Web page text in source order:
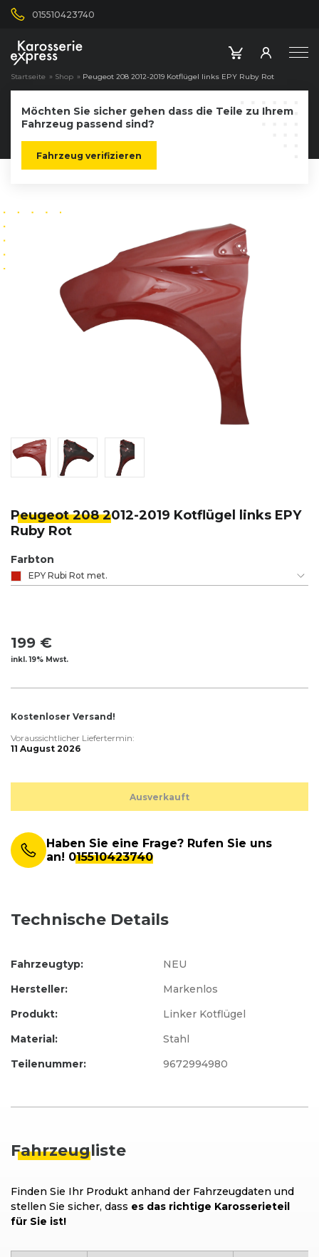
015510423740
Startseite » Shop » Peugeot 208 2012-2019 Kotflügel links EPY Ruby Rot
Möchten Sie sicher gehen dass die Teile zu Ihrem
Fahrzeug passend sind?
Fahrzeug verifizieren
Peugeot 208 2012-2019 Kotflügel links EPY
Ruby Rot
Farbton
EPY Rubi Rot met.
199 €
inkl. 19% Mwst.
Kostenloser Versand!
Voraussichtlicher Liefertermin:
11 August 2026
Ausverkauft
Haben Sie eine Frage? Rufen Sie uns
an! 015510423740
Technische Details
Hersteller:
Markenlos
Produkt:
Linker Kotflügel
Fahrzeugtyp: NEU
Material:
Stahl
Teilenummer:
9672994980
Fahrzeugliste
Finden Sie Ihr Produkt anhand der Fahrzeugdaten und
stellen Sie sicher, dass es das richtige Karosserieteil
für Sie ist!